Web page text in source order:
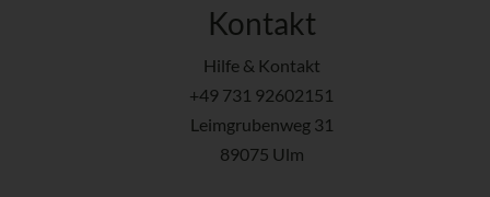
Kontakt
Hilfe & Kontakt
+49 731 92602151
Leimgrubenweg 31
89075 Ulm